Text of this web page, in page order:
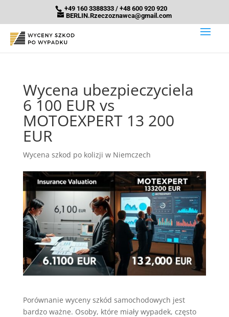
+49 160 3388333 / +48 600 920 920
BERLIN.Rzeczoznawca@gmail.com
Wycena ubezpieczyciela
6 100 EUR vs
MOTOEXPERT 13 200
EUR
Wycena szkod po kolizji w Niemczech
Porównanie wyceny szkód samochodowych jest
bardzo ważne. Osoby, które miały wypadek, często